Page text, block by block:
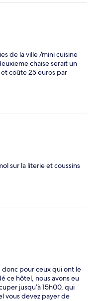
de la ville /mini cuisine
chaise serait un
coûte 25 euros par
sur la literie et coussins
donc pour ceux qui ont le
ce hôtel, nous avons eu
jusqu’à 15h00, qui
vous devez payer de